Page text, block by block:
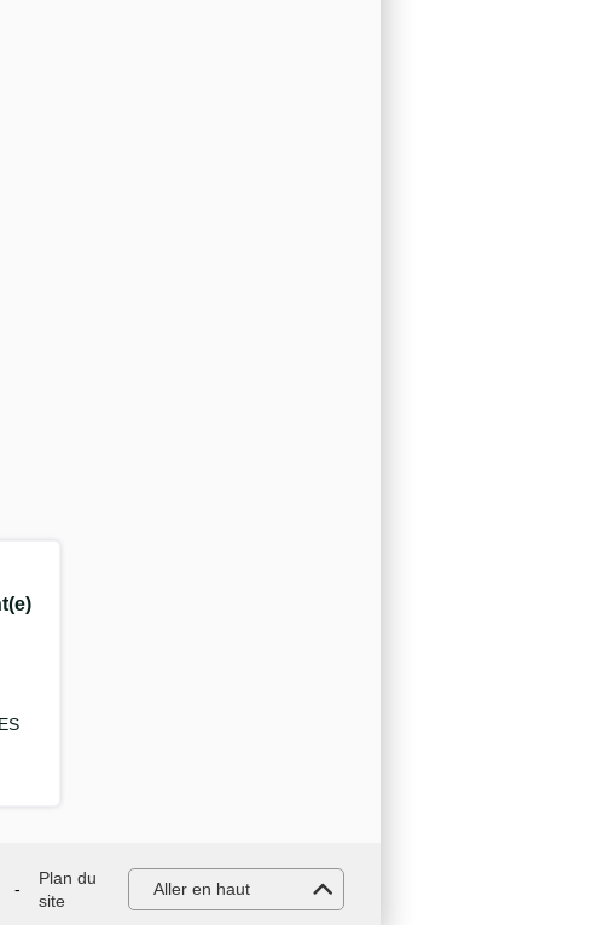
Plan du
site
Aller en haut